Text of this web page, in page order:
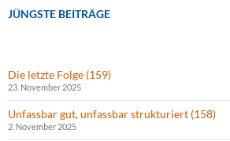
JÜNGSTE BEITRÄGE
Die letzte Folge (159)
23. November 2025
Unfassbar gut, unfassbar strukturiert (158)
2. November 2025